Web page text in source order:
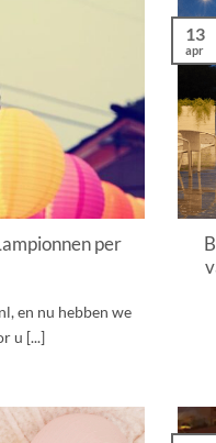
per
en nu hebben we
u [...]
13
apr